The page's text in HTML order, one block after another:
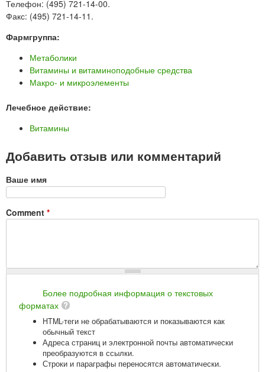
Телефон: (495) 721-14-00.
Факс: (495) 721-14-11.
Фармгруппа:
Метаболики
Витамины и витаминоподобные средства
Макро- и микроэлементы
Лечебное действие:
Витамины
Добавить отзыв или комментарий
Ваше имя
Comment *
Более подробная информация о текстовых
форматах
HTML-теги не обрабатываются и показываются как
обычный текст
Адреса страниц и электронной почты автоматически
преобразуются в ссылки.
Строки и параграфы переносятся автоматически.